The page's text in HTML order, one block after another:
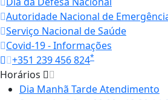
Autoridade Nacional de
Serviço Nacional de Saúde
Covid-19 - Informações
+351 239 456 824*
Horários
Dia Manhã TardeAtendimento